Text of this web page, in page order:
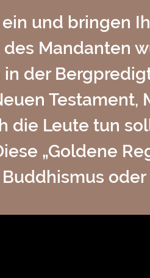
und bringen
Mandanten
der
Testament,
die Leute tun
„Goldene